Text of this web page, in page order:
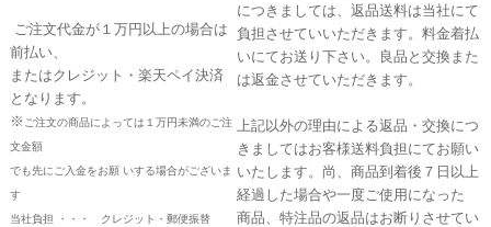
ご注文代金が１万円以上の場合は
前払い、
またはクレジット・楽天ペイ決済
となります。
※ ご注文の商品によっては１万円未満のご注
文金額
でも先にご入金をお願 いする場合がございま
す
当社負担 ・・・ クレジット・郵便振替
につきましては、返品送料は当社にて
負担させていいただきます。料金着払
いにてお送り下さい。良品と交換また
は返金させていただきます。
上記以外の理由による返品・交換につ
きましてはお客様送料負担にてお願い
いたします。尚、商品到着後７日以上
経過した場合や一度ご使用になった
商品、特注品の返品はお断りさせてい